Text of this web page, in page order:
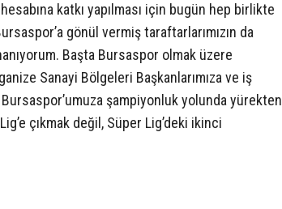
katkı yapılması için bugün hep birlikte
gönül vermiş taraftarlarımızın da
Başta Bursaspor olmak üzere
Sanayi Bölgeleri Başkanlarımıza ve iş
şampiyonluk yolunda yürekten
çıkmak değil, Süper Lig’deki ikinci